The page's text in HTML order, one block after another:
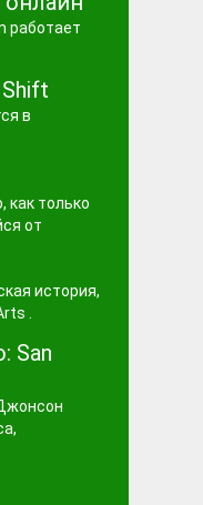
работает
в
как только
от
история,
.
San